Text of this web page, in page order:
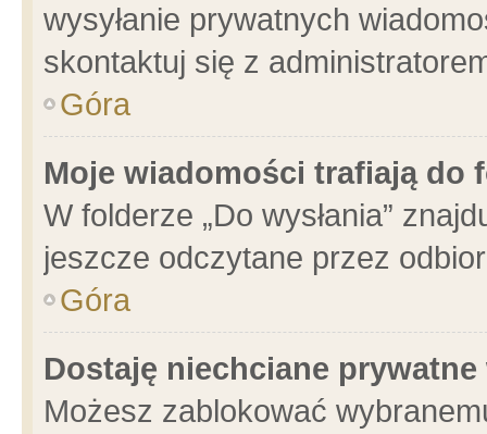
wysyłanie prywatnych
skontaktuj się z
Góra
Moje wiadomości trafiają do
W folderze „Do wysłania”
jeszcze odczytane przez
Góra
Dostaję niechciane
Możesz zablokować